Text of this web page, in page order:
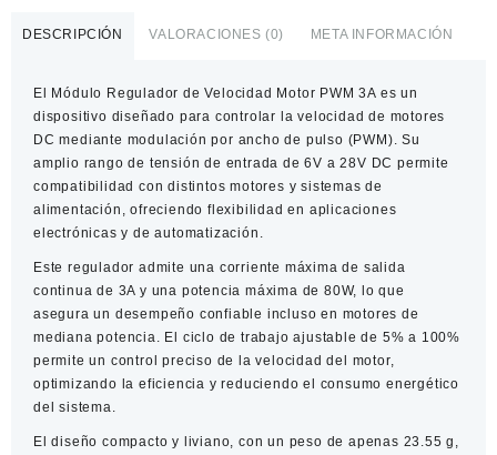
6-
28V
cantidad
DESCRIPCIÓN VALORACIONES (0) META INFORMACIÓN
El Módulo Regulador de Velocidad Motor PWM 3A es un
dispositivo diseñado para controlar la velocidad de motores
DC mediante modulación por ancho de pulso (PWM). Su
amplio rango de tensión de entrada de 6V a 28V DC permite
compatibilidad con distintos motores y sistemas de
alimentación, ofreciendo flexibilidad en aplicaciones
electrónicas y de automatización.
Este regulador admite una corriente máxima de salida
continua de 3A y una potencia máxima de 80W, lo que
asegura un desempeño confiable incluso en motores de
mediana potencia. El ciclo de trabajo ajustable de 5% a 100%
permite un control preciso de la velocidad del motor,
optimizando la eficiencia y reduciendo el consumo energético
del sistema.
El diseño compacto y liviano, con un peso de apenas 23.55 g,